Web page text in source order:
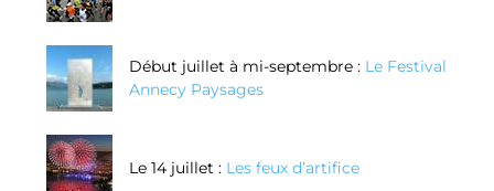
Début juillet à mi-septembre : Le Festival
Annecy Paysages
Le 14 juillet : Les feux d’artifice